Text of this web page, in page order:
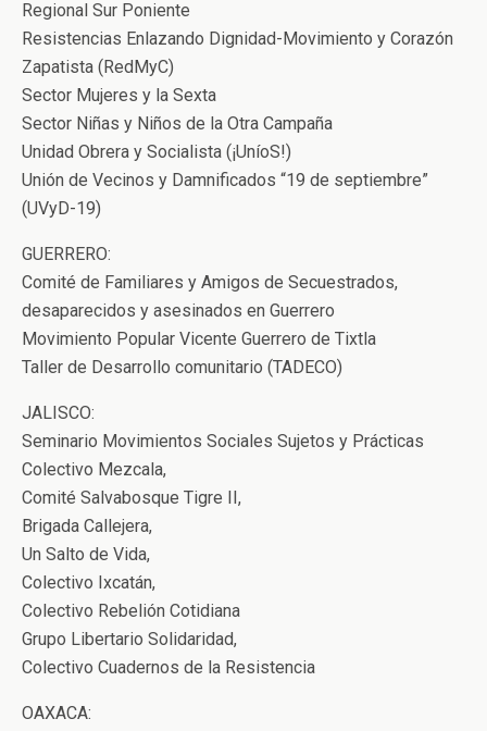
Regional Sur Poniente
Resistencias Enlazando Dignidad-Movimiento y Corazón
Zapatista (RedMyC)
Sector Mujeres y la Sexta
Sector Niñas y Niños de la Otra Campaña
Unidad Obrera y Socialista (¡UníoS!)
Unión de Vecinos y Damnificados “19 de septiembre”
(UVyD-19)
GUERRERO:
Comité de Familiares y Amigos de Secuestrados,
desaparecidos y asesinados en Guerrero
Movimiento Popular Vicente Guerrero de Tixtla
Taller de Desarrollo comunitario (TADECO)
JALISCO:
Seminario Movimientos Sociales Sujetos y Prácticas
Colectivo Mezcala,
Comité Salvabosque Tigre II,
Brigada Callejera,
Un Salto de Vida,
Colectivo Ixcatán,
Colectivo Rebelión Cotidiana
Grupo Libertario Solidaridad,
Colectivo Cuadernos de la Resistencia
OAXACA: